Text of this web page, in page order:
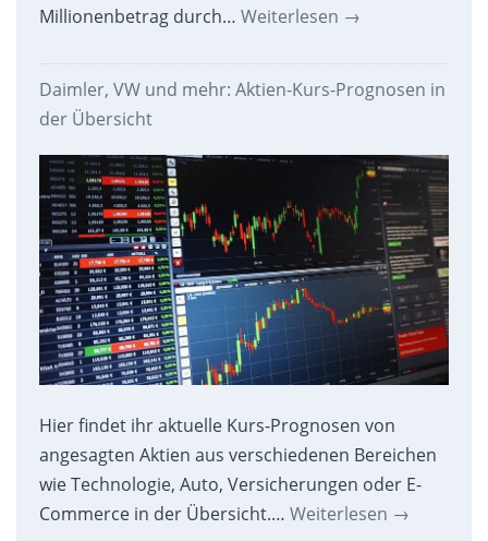
Millionenbetrag durch… Weiterlesen →
Daimler, VW und mehr: Aktien-Kurs-Prognosen in
der Übersicht
Hier findet ihr aktuelle Kurs-Prognosen von
angesagten Aktien aus verschiedenen Bereichen
wie Technologie, Auto, Versicherungen oder E-
Commerce in der Übersicht.… Weiterlesen →